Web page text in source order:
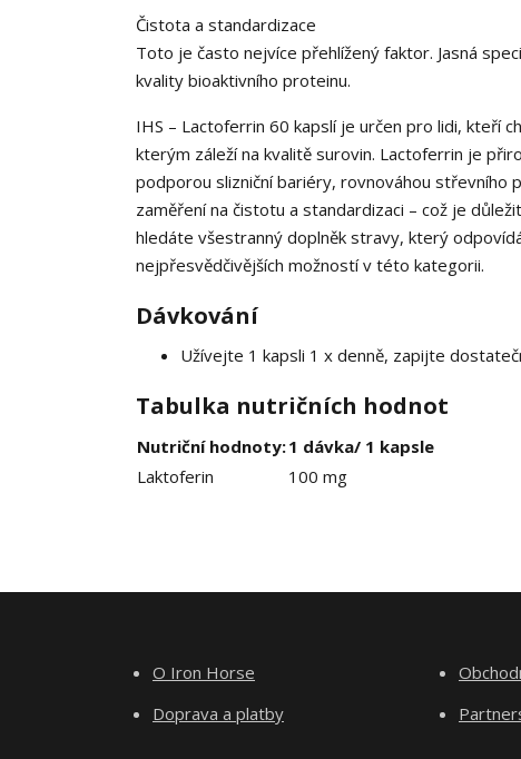
Čistota a standardizace
Toto je často nejvíce přehlížený faktor. Jasná
kvality bioaktivního proteinu.
IHS – Lactoferrin 60 kapslí je určen pro lidi, kteří
kterým záleží na kvalitě surovin. Lactoferrin je
podporou slizniční bariéry, rovnováhou střevního
zaměření na čistotu a standardizaci – což je
hledáte všestranný doplněk stravy, který
nejpřesvědčivějších možností v této kategorii.
Dávkování
Užívejte 1 kapsli 1 x denně, zapijte
Tabulka nutričních hodnot
Nutriční hodnoty:1 dávka/ 1 kapsle
Laktoferin
100 mg
O Iron Horse
Doprava a platby